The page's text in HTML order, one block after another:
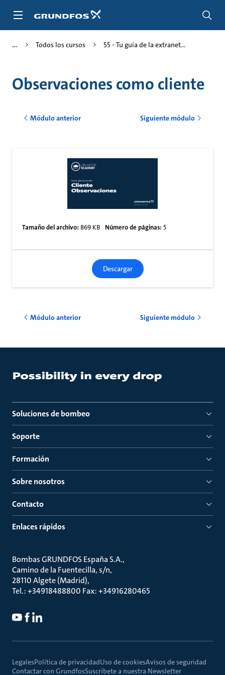
Todos los cursos 55 - Tu guía de la extranet...
Observaciones como cliente
Módulo anterior Siguiente módulo
Tamaño del archivo: 869 KB Número de páginas: 5
Descargar
Módulo anterior Siguiente módulo
Soluciones de bombeo
Soporte
Formación
Sobre nosotros
Contacto
Enlaces rápidos
Bombas GRUNDFOS España S.A.
Camino de la Fuentecilla, s/n
28110 Algete (Madrid)
Tel.: +34918488800 Fax: +34916280465
LegalesPolítica de privacidadUso de cookiesAvisos de seguridad
Contactar con GrundfosSuscríbete a nuestra Newsletter